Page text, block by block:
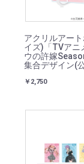
アクリルアー
イズ)「TVアニ
ウの許嫁
集合デザイン(
￥2,750